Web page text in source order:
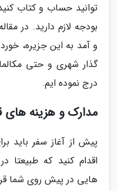
توانید حساب و کتاب
بودجه لازم دارید. در
و آمد به این جزیره،
گذار شهری و حتی
درج نموده ایم.
مدارک و هزینه های
پیش از آغاز سفر باید
اقدام کنید که
هایی در پیش روی شما